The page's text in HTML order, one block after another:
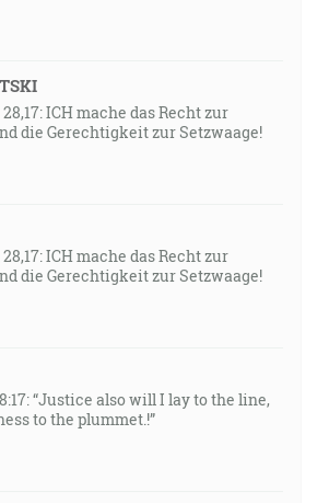
ICH mache das Recht zur
die Gerechtigkeit zur Setzwaage!
ICH mache das Recht zur
die Gerechtigkeit zur Setzwaage!
“Justice also will I lay to the line,
to the plummet.!”